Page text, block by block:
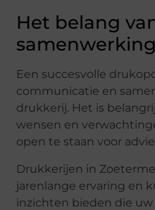
Het belang
samenwerking
Een succesvolle
communicatie en
drukkerij. Het is
wensen en
open te staan voor
Drukkerijen in
jarenlange ervaring en
inzichten bieden die